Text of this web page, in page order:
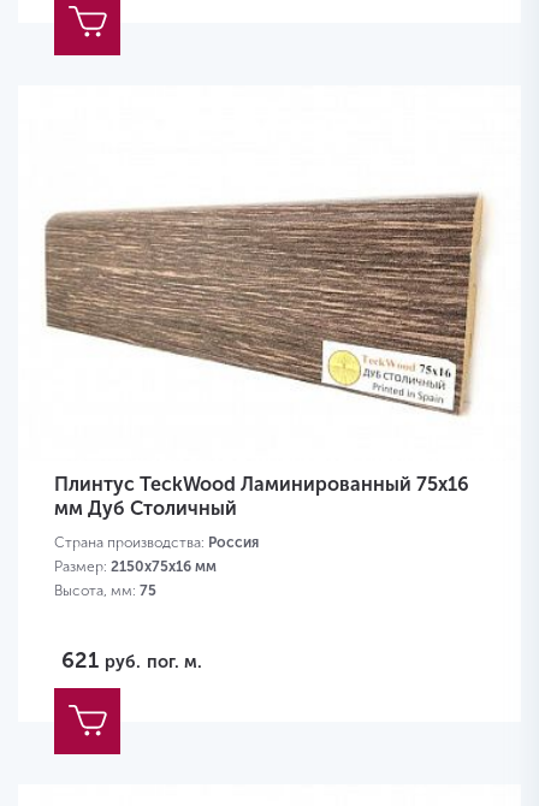
Плинтус TeckWood Ламинированный 75х16
мм Дуб Столичный
Страна производства: Россия
Размер: 2150х75х16 мм
Высота, мм: 75
621 руб. пог. м.